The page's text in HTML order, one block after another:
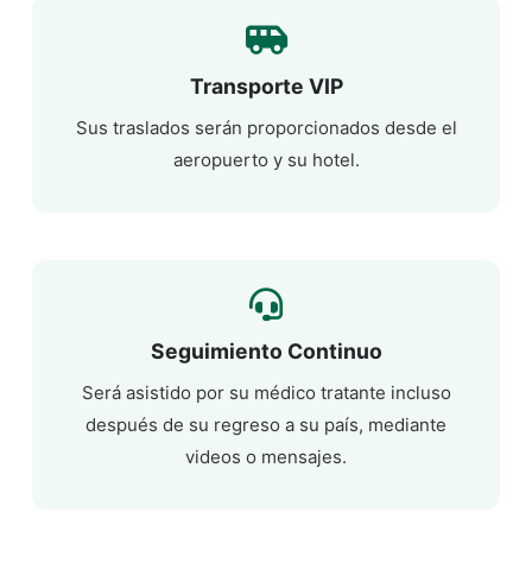
Transporte VIP
Sus traslados serán proporcionados desde el
aeropuerto y su hotel.
Seguimiento Continuo
Será asistido por su médico tratante incluso
después de su regreso a su país, mediante
videos o mensajes.